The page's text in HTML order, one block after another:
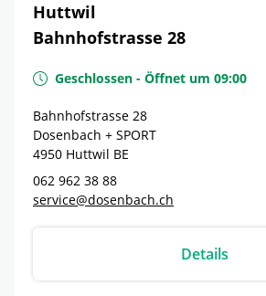
Huttwil
Bahnhofstrasse 28
Geschlossen - Öffnet um 09:00
Bahnhofstrasse 28
Dosenbach + SPORT
4950 Huttwil BE
062 962 38 88
service@dosenbach.ch
Details